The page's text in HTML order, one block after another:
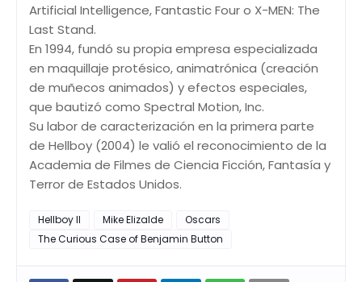
Artificial Intelligence, Fantastic Four o X-MEN: The
Last Stand.
En 1994, fundó su propia empresa especializada
en maquillaje protésico, animatrónica (creación
de muñecos animados) y efectos especiales,
que bautizó como Spectral Motion, Inc.
Su labor de caracterización en la primera parte
de Hellboy (2004) le valió el reconocimiento de la
Academia de Filmes de Ciencia Ficción, Fantasía y
Terror de Estados Unidos.
Hellboy II Mike Elizalde
Oscars
The Curious Case of Benjamin Button